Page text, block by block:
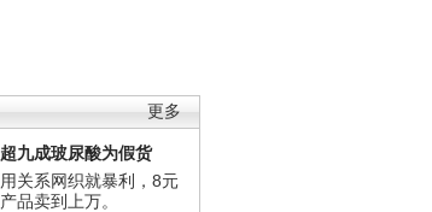
更多
超九成玻尿酸为假货
用关系网织就暴利，8元
产品卖到上万。